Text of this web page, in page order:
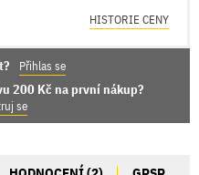
HISTORIE CENY
Přihlas se
200 Kč na první nákup?
se